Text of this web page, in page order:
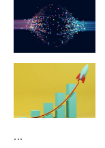
...